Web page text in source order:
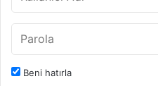
Beni hatırla